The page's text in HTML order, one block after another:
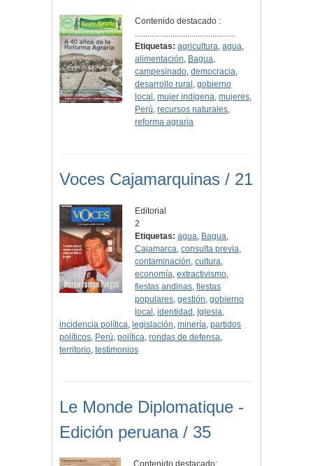
Contenido destacado :
................................................
Etiquetas: agricultura,agua,
alimentación, Bagua,
campesinado,democracia,
desarrollo rural ,gobierno
local ,mujer indígena,mujeres,
Perú,recursos naturales,
reforma agraria
Voces Cajamarquinas / 21
Editorial
2
Etiquetas: agua, Bagua,
Cajamarca,consulta previa,
contaminación,cultura,
economía,extractivismo,
fiestas andinas,fiestas
populares,gestión,gobierno
local ,identidad , Iglesia,
incidencia política, legislación, minería, partidos
políticos, Perú, política, rondas de defensa,
territorio, testimonios
Le Monde Diplomatique -
Edición peruana / 35